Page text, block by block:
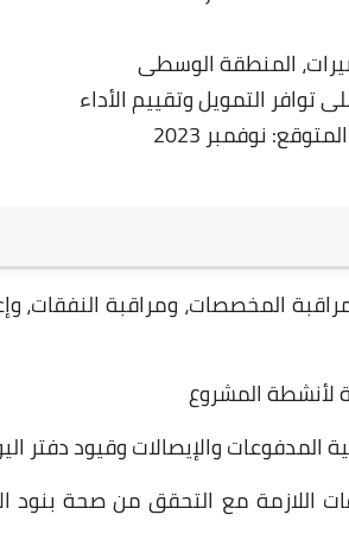
المنطقة الوسطى
نوفمبر 2023
المخصصات، ومراقبة النفقات،
لأنشطة المشروع
والإيصالات وقيود دفتر
اللازمة مع التحقق من صحة بنود